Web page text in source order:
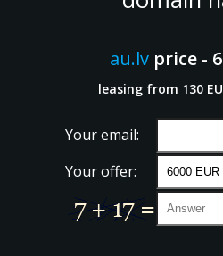
au.lvprice -
leasing from 130
Your email:
Your offer: